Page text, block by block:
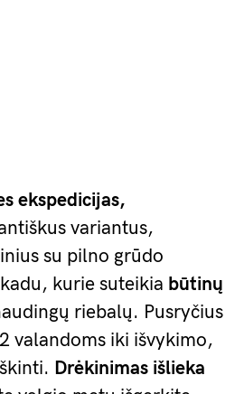
ekspedicijas,
variantus,
su pilno grūdo
kurie suteikia būtinų
riebalų. Pusryčius
valandoms iki išvykimo,
Drėkinimas išlieka